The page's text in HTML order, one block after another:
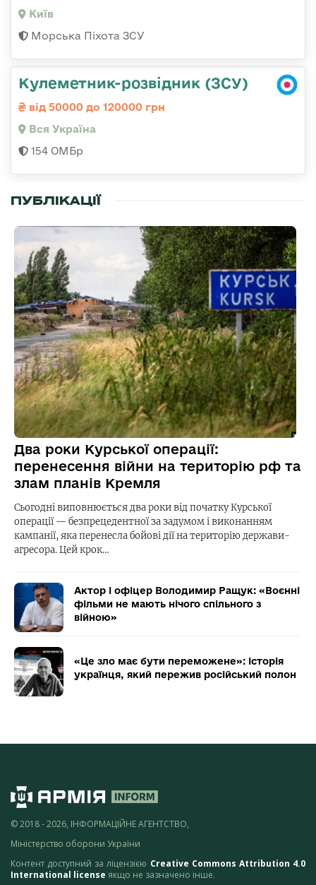
Київ
Морська Піхота ЗСУ
Кулеметник-розвідник (ЗСУ)
від 50000 до 120000 грн
Вся Україна
154 ОМБр
ПУБЛІКАЦІЇ
Два роки Курської операції:
перенесення війни на територію рф та
злам планів Кремля
Сьогодні виповнюється два роки від початку Курської
операції — безпрецедентної за задумом і виконанням
кампанії, яка перенесла бойові дії на територію держави-
агресора. Цей крок…
Актор і офіцер Володимир Ращук: «Воєнні
фільми не мають нічого спільного з
війною»
«Це зло має бути переможене»: історія
українця, який пережив російський полон
© 2018 - 2026, ІНФОРМАЦІЙНЕ АГЕНТСТВО,
Міністерство оборони України
Контент доступний за ліцензією Creative Commons Attribution 4.0
International license якщо не зазначено інше.